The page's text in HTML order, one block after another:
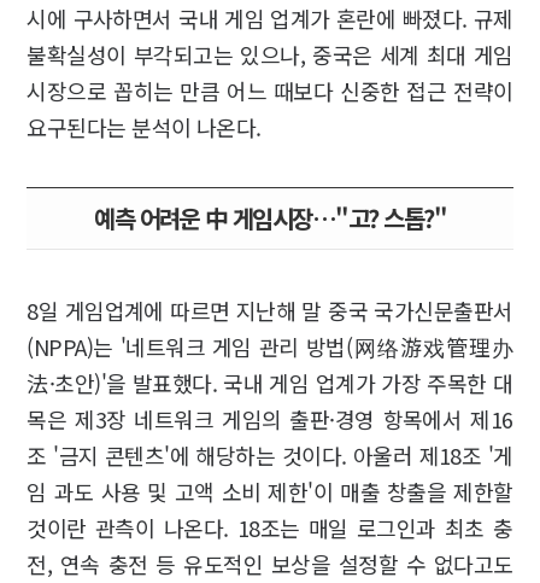
시에 구사하면서 국내 게임 업계가 혼란에 빠졌다. 규제
불확실성이 부각되고는 있으나, 중국은 세계 최대 게임
시장으로 꼽히는 만큼 어느 때보다 신중한 접근 전략이
요구된다는 분석이 나온다.
예측 어려운 中 게임시장…"고? 스톱?"
8일 게임업계에 따르면 지난해 말 중국 국가신문출판서
(NPPA)는 '네트워크 게임 관리 방법(网络游戏管理办
法·초안)'을 발표했다. 국내 게임 업계가 가장 주목한 대
목은 제3장 네트워크 게임의 출판·경영 항목에서 제16
조 '금지 콘텐츠'에 해당하는 것이다. 아울러 제18조 '게
임 과도 사용 및 고액 소비 제한'이 매출 창출을 제한할
것이란 관측이 나온다. 18조는 매일 로그인과 최초 충
전, 연속 충전 등 유도적인 보상을 설정할 수 없다고도